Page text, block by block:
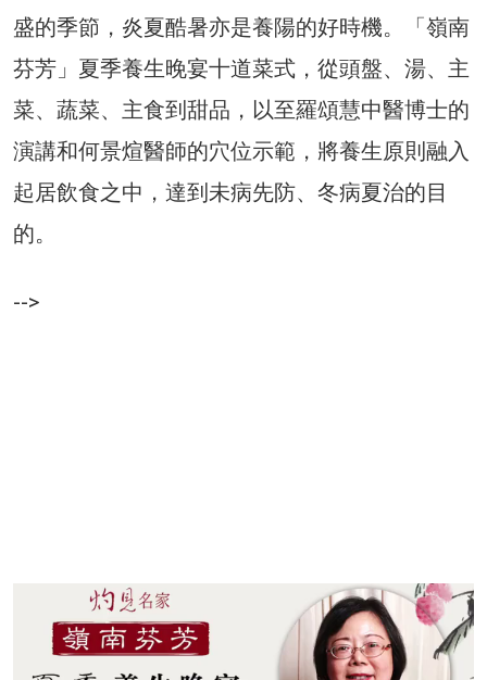
盛的季節，炎夏酷暑亦是養陽的好時機。「嶺南
芬芳」夏季養生晚宴十道菜式，從頭盤、湯、主
菜、蔬菜、主食到甜品，以至羅頌慧中醫博士的
演講和何景煊醫師的穴位示範，將養生原則融入
起居飲食之中，達到未病先防、冬病夏治的目
的。
-->